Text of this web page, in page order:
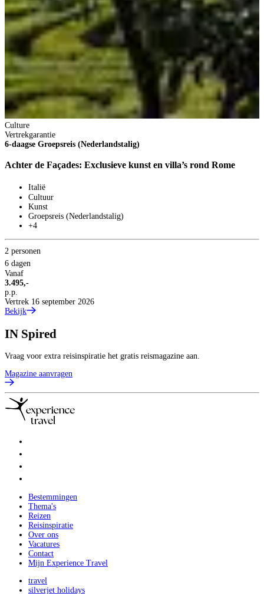
Culture
Vertrekgarantie
6-daagse Groepsreis (Nederlandstalig)
Achter de Façades: Exclusieve kunst en villa’s rond Rome
Italië
Cultuur
Kunst
Groepsreis (Nederlandstalig)
+4
2 personen
6 dagen
Vanaf
3.495,-
p.p.
Vertrek 16 september 2026
Bekijk
IN Spired
Vraag voor extra reisinspiratie het gratis reismagazine aan.
Magazine aanvragen
Bestemmingen
Thema's
Reizen
Reisinspiratie
Over ons
Vacatures
Contact
Mijn Experience Travel
travel
silverjet holidays